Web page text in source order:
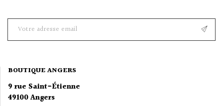
BOUTIQUE ANGERS
9 rue Saint-Étienne
49100 Angers